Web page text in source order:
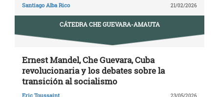
Santiago Alba Rico 21/02/2026
CÁTEDRA CHE GUEVARA-AMAUTA
Ernest Mandel, Che Guevara, Cuba
revolucionaria y los debates sobre la
transición al socialismo
Eric Toussaint